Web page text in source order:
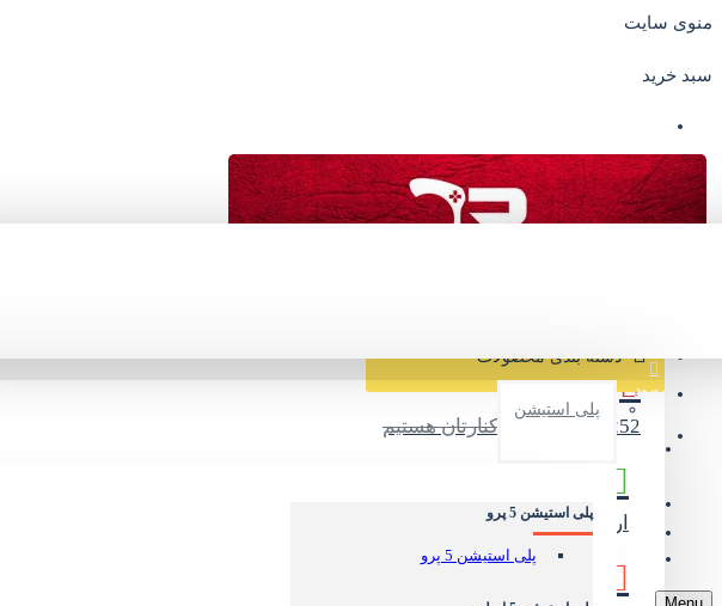
منوی سایت
سبد خرید
درباره ما
سوالات متداول
مشاهده سریع
09374245252در کنارتان هستیم
ارسال سریع و امن
دسته بندی محصولات
پلی استیشن
پلی استیشن 5 پرو
پلی استیشن 5 پرو
ورود
تماس با ما